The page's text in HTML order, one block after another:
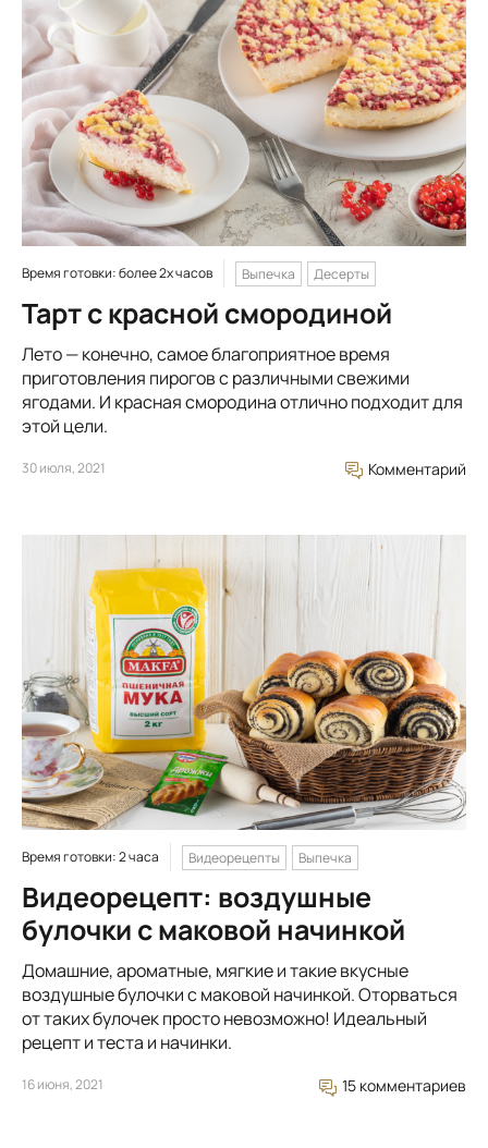
Время готовки: более 2х часов Выпечка Десерты
Тарт с красной смородиной
Лето — конечно, самое благоприятное время
приготовления пирогов с различными свежими
ягодами. И красная смородина отлично подходит для
этой цели.
30 июля, 2021 Комментарий
Время готовки: 2 часа Видеорецепты Выпечка
Видеорецепт: воздушные
булочки с маковой начинкой
Домашние, ароматные, мягкие и такие вкусные
воздушные булочки с маковой начинкой. Оторваться
от таких булочек просто невозможно! Идеальный
рецепт и теста и начинки.
16 июня, 2021 15 комментариев